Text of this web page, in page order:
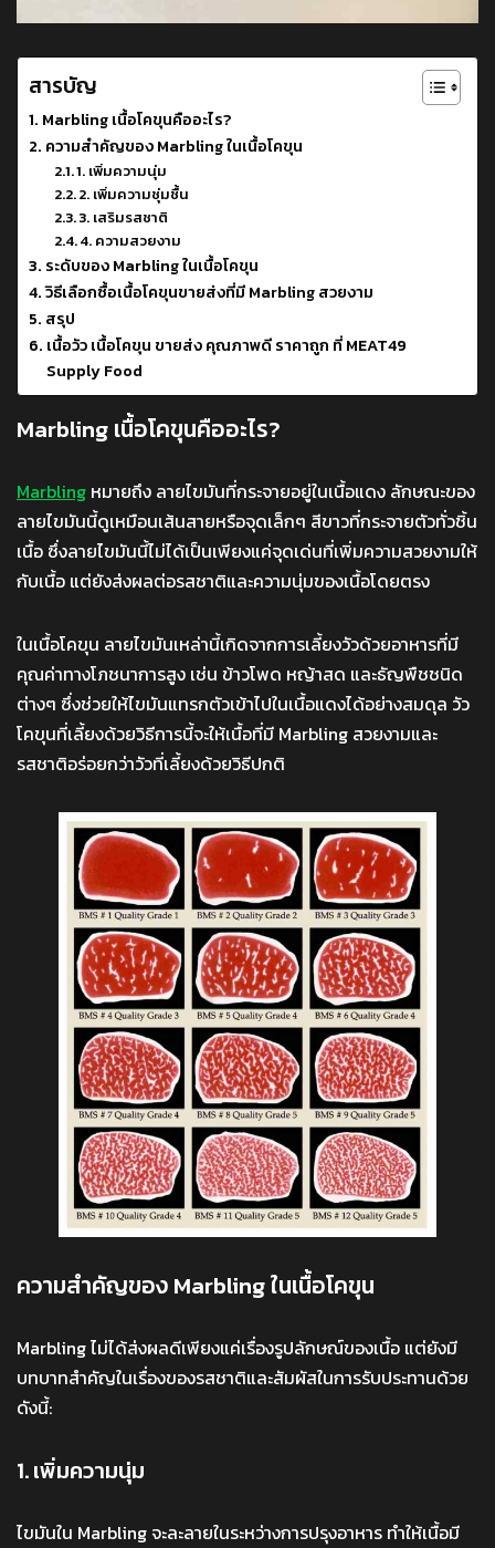
สารบัญ
Marbling เนื้อโคขุนคืออะไร?
ความสำคัญของ Marbling ในเนื้อโคขุน
1. เพิ่มความนุ่ม
2. เพิ่มความชุ่มชื้น
3. เสริมรสชาติ
4. ความสวยงาม
ระดับของ Marbling ในเนื้อโคขุน
วิธีเลือกซื้อเนื้อโคขุนขายส่งที่มี Marbling สวยงาม
สรุป
เนื้อวัว เนื้อโคขุน ขายส่ง คุณภาพดี ราคาถูก ที่ MEAT49
Supply Food
Marbling เนื้อโคขุนคืออะไร?
Marbling หมายถึง ลายไขมันที่กระจายอยู่ในเนื้อแดง ลักษณะของ
ลายไขมันนี้ดูเหมือนเส้นสายหรือจุดเล็กๆ สีขาวที่กระจายตัวทั่วชิ้น
เนื้อ ซึ่งลายไขมันนี้ไม่ได้เป็นเพียงแค่จุดเด่นที่เพิ่มความสวยงามให้
กับเนื้อ แต่ยังส่งผลต่อรสชาติและความนุ่มของเนื้อโดยตรง
ในเนื้อโคขุน ลายไขมันเหล่านี้เกิดจากการเลี้ยงวัวด้วยอาหารที่มี
คุณค่าทางโภชนาการสูง เช่น ข้าวโพด หญ้าสด และธัญพืชชนิด
ต่างๆ ซึ่งช่วยให้ไขมันแทรกตัวเข้าไปในเนื้อแดงได้อย่างสมดุล วัว
โคขุนที่เลี้ยงด้วยวิธีการนี้จะให้เนื้อที่มี Marbling สวยงามและ
รสชาติอร่อยกว่าวัวที่เลี้ยงด้วยวิธีปกติ
ความสำคัญของ Marbling ในเนื้อโคขุน
Marbling ไม่ได้ส่งผลดีเพียงแค่เรื่องรูปลักษณ์ของเนื้อ แต่ยังมี
บทบาทสำคัญในเรื่องของรสชาติและสัมผัสในการรับประทานด้วย
ดังนี้:
1. เพิ่มความนุ่ม
ไขมันใน Marbling จะละลายในระหว่างการปรุงอาหาร ทำให้เนื้อมี